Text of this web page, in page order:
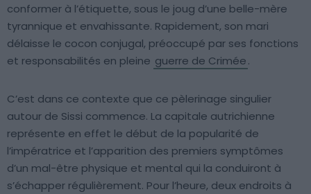
conformer à l’étiquette, sous le joug d’une belle-mère
tyrannique et envahissante. Rapidement, son mari
délaisse le cocon conjugal, préoccupé par ses fonctions
et responsabilités en pleine guerre de Crimée.
C’est dans ce contexte que ce pèlerinage singulier
autour de Sissi commence. La capitale autrichienne
représente en effet le début de la popularité de
l’impératrice et l’apparition des premiers symptômes
d’un mal-être physique et mental qui la conduiront à
s’échapper régulièrement. Pour l’heure, deux endroits à